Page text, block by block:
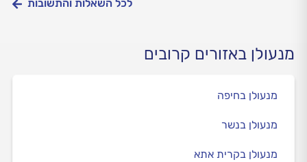
לכל השאלות והתשובות
מנעולן באזורים קרובים
מנעולן בחיפה
מנעולן בנשר
מנעולן בקרית אתא